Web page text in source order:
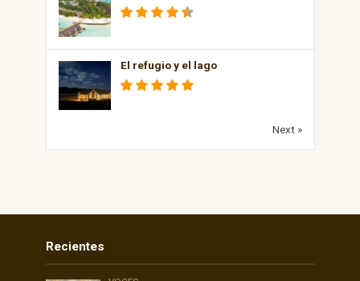
El refugio y el lago
Next »
Recientes